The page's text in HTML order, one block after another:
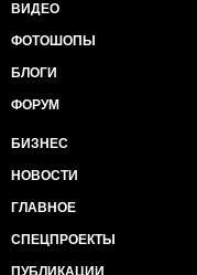
ВИДЕО
ФОТОШОПЫ
БЛОГИ
ФОРУМ
БИЗНЕС
НОВОСТИ
ГЛАВНОЕ
СПЕЦПРОЕКТЫ
ПУБЛИКАЦИИ